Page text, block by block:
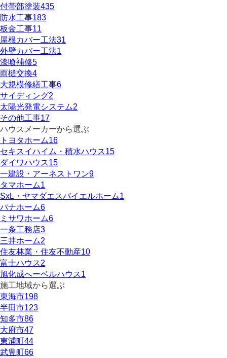
付帯部塗装435
防水工事183
板金工事11
屋根カバー工法31
外壁カバー工法1
漆喰補修5
雨樋交換4
大規模修繕工事6
サイディング2
太陽光発電システム2
その他工事17
ハウスメーカーから選ぶ
トヨタホーム16
セキスイハイム・積水ハウス15
ダイワハウス15
一建設・アーネストワン9
タマホーム1
SxL・ヤマダエスバイエルホーム1
パナホーム6
ミサワホーム6
一条工務店3
三井ホーム2
住友林業・住友不動産10
富士ハウス2
旭化成へーベルハウス1
施工地域から選ぶ
東海市198
半田市123
知多市86
大府市47
東浦町44
武豊町66